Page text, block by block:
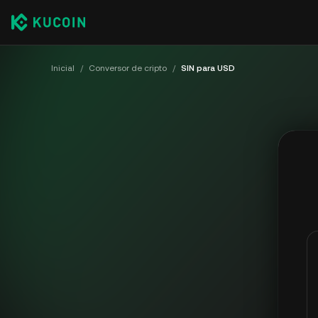
Inicial / Conversor de cripto / SIN para USD